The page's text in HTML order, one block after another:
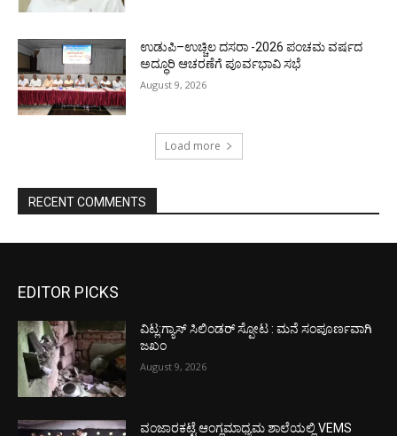
ಉಡುಪಿ–ಉಚ್ಚಿಲ ದಸರಾ -2026 ಪಂಚಮ ವರ್ಷದ
ಅದ್ಧೂರಿ ಆಚರಣೆಗೆ ಪೂರ್ವಭಾವಿ ಸಭೆ
August 9, 2026
Load more
RECENT COMMENTS
EDITOR PICKS
ವಿಟ್ಲ:ಗ್ಯಾಸ್ ಸಿಲಿಂಡರ್ ಸ್ಪೋಟ : ಮನೆ ಸಂಪೂರ್ಣವಾಗಿ
ಜಖಂ
August 9, 2026
ವಂಜಾರಕಟ್ಟೆ ಆಂಗ್ಲಮಾಧ್ಯಮ ಶಾಲೆಯಲ್ಲಿ VEMS